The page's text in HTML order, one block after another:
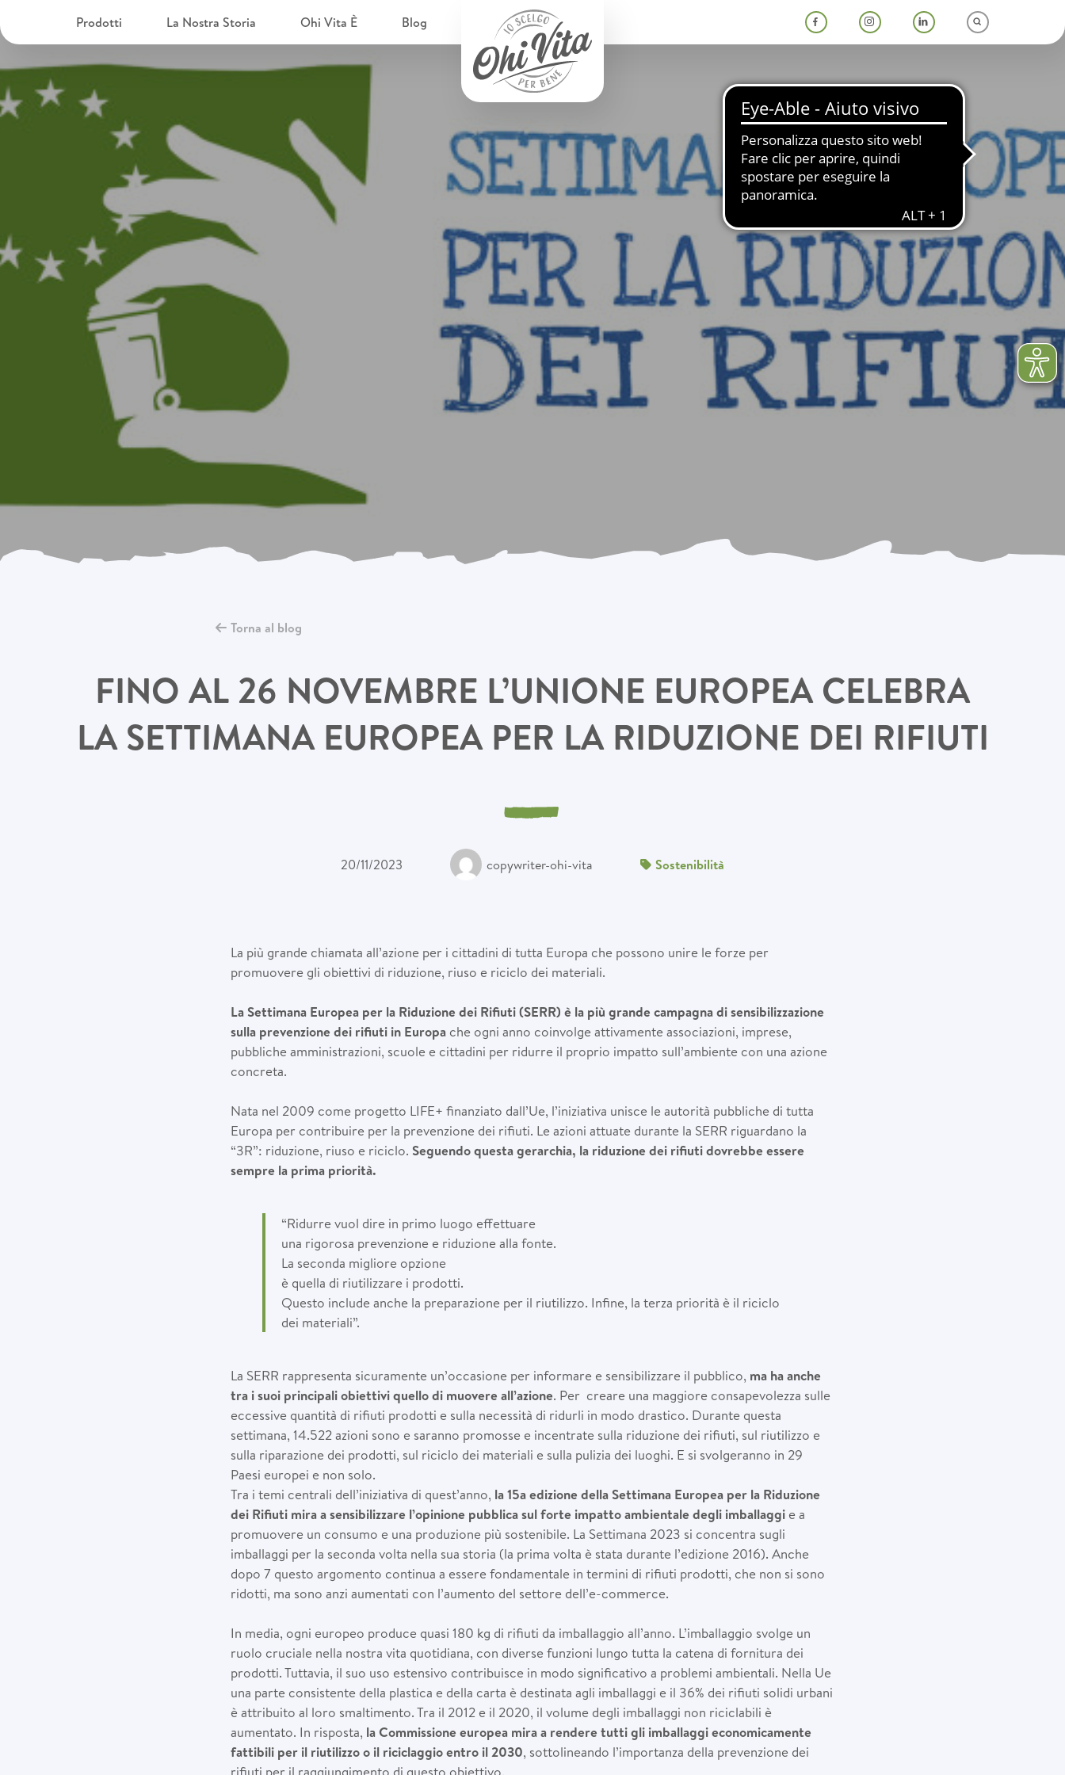
Prodotti La Nostra Storia Ohi Vita È Blog
Torna al blog
FINO AL 26 NOVEMBRE L’UNIONE EUROPEA CELEBRA
LA SETTIMANA EUROPEA PER LA RIDUZIONE DEI RIFIUTI
20/11/2023 copywriter-ohi-vita Sostenibilità
La più grande chiamata all’azione per i cittadini di tutta Europa che possono unire le forze per
promuovere gli obiettivi di riduzione, riuso e riciclo dei materiali.
La Settimana Europea per la Riduzione dei Rifiuti (SERR) è la più grande campagna di sensibilizzazione
sulla prevenzione dei rifiuti in Europache ogni anno coinvolge attivamente associazioni, imprese,
pubbliche amministrazioni, scuole e cittadini per ridurre il proprio impatto sull’ambiente con una azione
concreta.
Nata nel 2009 come progetto LIFE+ finanziato dall’Ue, l’iniziativa unisce le autorità pubbliche di tutta
Europa per contribuire per la prevenzione dei rifiuti. Le azioni attuate durante la SERR riguardano la
“3R”: riduzione, riuso e riciclo. Seguendo questa gerarchia, la riduzione dei rifiuti dovrebbe essere
sempre la prima priorità.
“Ridurre vuol dire in primo luogo effettuare
una rigorosa prevenzione e riduzione alla fonte.
La seconda migliore opzione
è quella di riutilizzare i prodotti.
Questo include anche la preparazione per il riutilizzo. Infine, la terza priorità è il riciclo
dei materiali”.
La SERR rappresenta sicuramente un’occasione per informare e sensibilizzare il pubblico, ma ha anche
tra i suoi principali obiettivi quello di muovere all’azione. Per creare una maggiore consapevolezza sulle
eccessive quantità di rifiuti prodotti e sulla necessità di ridurli in modo drastico. Durante questa
settimana, 14.522 azioni sono e saranno promosse e incentrate sulla riduzione dei rifiuti, sul riutilizzo e
sulla riparazione dei prodotti, sul riciclo dei materiali e sulla pulizia dei luoghi. E si svolgeranno in 29
Paesi europei e non solo.
Tra i temi centrali dell’iniziativa di quest’anno, la 15a edizione della Settimana Europea per la Riduzione
dei Rifiuti mira a sensibilizzare l’opinione pubblica sul forte impatto ambientale degli imballaggie a
promuovere un consumo e una produzione più sostenibile. La Settimana 2023 si concentra sugli
imballaggi per la seconda volta nella sua storia (la prima volta è stata durante l’edizione 2016). Anche
dopo 7 questo argomento continua a essere fondamentale in termini di rifiuti prodotti, che non si sono
ridotti, ma sono anzi aumentati con l’aumento del settore dell’e-commerce.
In media, ogni europeo produce quasi 180 kg di rifiuti da imballaggio all’anno. L’imballaggio svolge un
ruolo cruciale nella nostra vita quotidiana, con diverse funzioni lungo tutta la catena di fornitura dei
prodotti. Tuttavia, il suo uso estensivo contribuisce in modo significativo a problemi ambientali. Nella Ue
una parte consistente della plastica e della carta è destinata agli imballaggi e il 36% dei rifiuti solidi urbani
è attribuito al loro smaltimento. Tra il 2012 e il 2020, il volume degli imballaggi non riciclabili è
aumentato. In risposta, la Commissione europea mira a rendere tutti gli imballaggi economicamente
fattibili per il riutilizzo o il riciclaggio entro il 2030, sottolineando l’importanza della prevenzione dei